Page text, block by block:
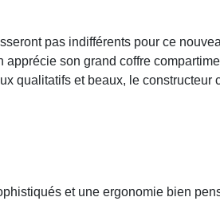
pas indifférents pour ce
son grand coffre
qualitatifs et beaux, le
et une ergonomie bien